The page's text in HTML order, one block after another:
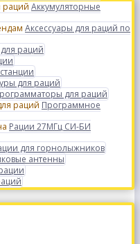
Аккумуляторные
Аксессуары для раций по
раций
для раций
для раций
Программное
Рации 27МГц СИ-БИ
для горнолыжников
антенны